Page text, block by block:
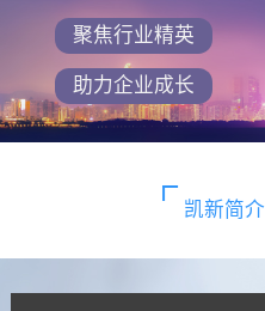
聚焦行业精英
助力企业成长
凯新简介